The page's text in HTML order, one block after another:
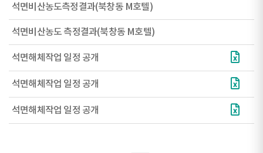
석면비산농도측정결과(북창동 M호텔)
석면비산농도 측정결과(북창동 M호텔)
석면해체작업 일정 공개
석면해체작업 일정 공개
석면해체작업 일정 공개